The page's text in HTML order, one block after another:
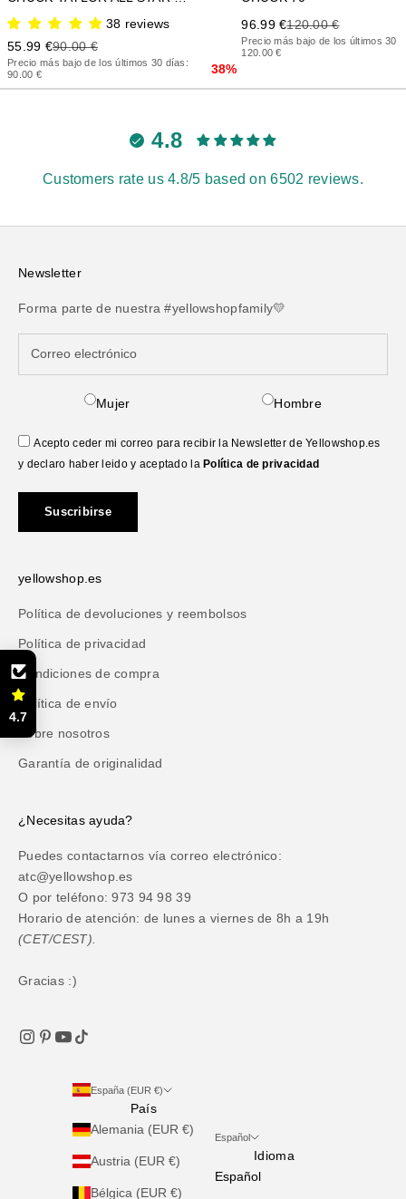
38 reviews
Precio de oferta
55.99 €Precio anterior
90.00 €
Precio más bajo de los últimos 30 días:
90.00 €
38%
Precio de oferta
96.99 €Precio anterior
120.00 €
Precio más bajo de los últimos 30
120.00 €
4.8
Customers rate us 4.8/5 based on 6502 reviews.
Newsletter
Forma parte de nuestra #yellowshopfamily💛
Mujer Hombre
Acepto ceder mi correo para recibir la Newsletter de Yellowshop.es
y declaro haber leido y aceptado laPolítica de privacidad
Suscribirse
yellowshop.es
Política de devoluciones y reembolsos
Política de privacidad
Condiciones de compra
Política de envío
Sobre nosotros
Garantía de originalidad
¿Necesitas ayuda?
Puedes contactarnos vía correo electrónico:
atc@yellowshop.es
O por teléfono: 973 94 98 39
Horario de atención: de lunes a viernes de 8h a 19h
(CET/CEST).
Gracias :)
España (EUR €)
País
Alemania (EUR €)
Austria (EUR €)
Bélgica (EUR €)
Español
Idioma
Español
4.7